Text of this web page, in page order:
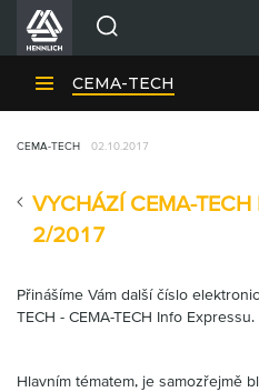
Divize HENNLICH
Aktuality
Kariéra
Kontakty
CEMA-TECH
VYCHÁZÍ CEMA-TECH
2/2017
CEMA-TECH 02.10.2017
Přinášíme Vám další číslo
TECH - CEMA-TECH Info Expressu.
Hlavním tématem, je samozřejmě